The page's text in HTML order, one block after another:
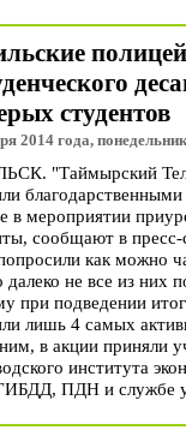
студентов
2014 года,
"Таймырский
в мероприятии
сообщают в
как можно
далеко не все из них
при подведении
лишь 4 самых
в акции приняли
института
ПДН и службе